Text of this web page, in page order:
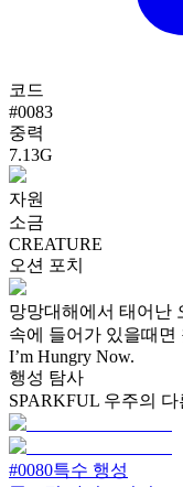
코드
#0083
중력
7.13G
자원
소금
CREATURE
오션 포치
망망대해에서 태어난
속에 들어가 있을때면
I’m Hungry Now.
행성 탐사
SPARKFUL 우주의
#0080특수 행성